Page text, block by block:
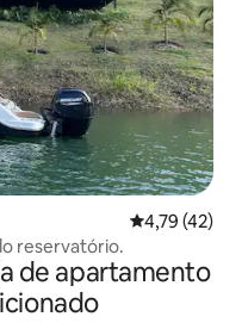
4,79 de uma
4,79 (42)
reservatório.
de apartamento